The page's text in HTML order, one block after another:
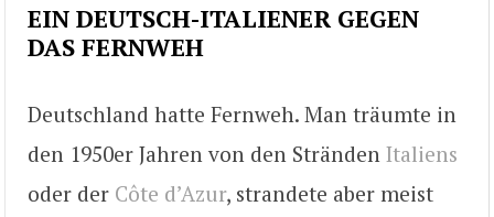
EIN DEUTSCH-ITALIENER GEGEN
DAS FERNWEH
Deutschland hatte Fernweh. Man träumte in
den 1950er Jahren von den Stränden Italiens
oder der Côte d’Azur, strandete aber meist